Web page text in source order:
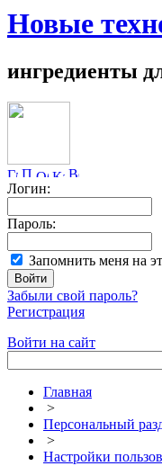
Новые
ингредиенты
Логин:
Пароль:
Запомнить меня на
Забыли свой пароль?
Регистрация
Войти на сайт
Главная
>
Персональный
>
Настройки